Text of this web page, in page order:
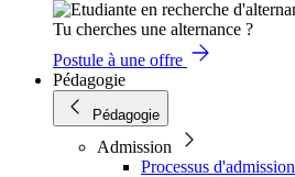
Tu cherches une alternance ?
Postule à une offre
Pédagogie
Pédagogie
Admission
Processus d'admission